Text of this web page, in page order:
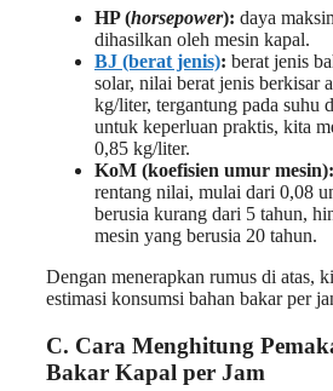
HP (horsepower): daya
dihasilkan oleh mesin kapal.
BJ (berat jenis): berat jenis
solar, nilai berat jenis berkisar
kg/liter, tergantung pada suhu
untuk keperluan praktis, kita
0,85 kg/liter.
KoM (koefisien umur mesin):
rentang nilai, mulai dari 0,08
berusia kurang dari 5 tahun,
mesin yang berusia 20 tahun.
Dengan menerapkan rumus di atas,
estimasi konsumsi bahan bakar per
C. Cara Menghitung
Bakar Kapal per Jam